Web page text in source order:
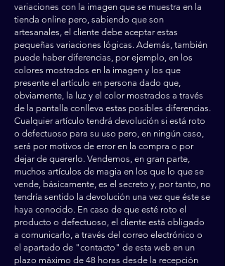
variaciones con la imagen que se muestra en la
tienda online pero, sabiendo que son
artesanales, el cliente debe aceptar estas
pequeñas variaciones lógicas. Además, también
puede haber diferencias, por ejemplo, en los
colores mostrados en la imagen y los que
presente el artículo en persona dado que,
obviamente, la luz y el color mostrados a través
de la pantalla conlleva estas posibles diferencias.
Cualquier artículo tendrá devolución si está roto
o defectuoso para su uso pero, en ningún caso,
será por motivos de error en la compra o por
dejar de quererlo. Vendemos, en gran parte,
muchos artículos de magia en los que lo que se
vende, básicamente, es el secreto y, por tanto, no
tendría sentido la devolución una vez que éste se
haya conocido. En caso de que esté roto el
producto o defectuoso, el cliente está obligado
a comunicarlo, a través del correo electrónico o
el apartado de "contacto" de esta web en un
plazo máximo de 48 horas desde la recepción